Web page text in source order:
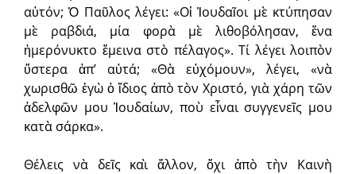
αὐτόν; Ὁ Παῦλος λέγει: «Οἱ Ἰουδαῖοι μὲ κτύπησαν
μὲ ραβδιά, μία φορὰ μὲ λιθοβόλησαν, ἕνα
ἡμερόνυκτο ἔμεινα στὸ πέλαγος». Τί λέγει λοιπὸν
ὕστερα ἀπ’ αὐτά; «Θὰ εὐχόμουν», λέγει, «νὰ
χωρισθῶ ἐγὼ ὁ ἴδιος ἀπὸ τὸν Χριστό, γιὰ χάρη τῶν
ἀδελφῶν μου Ἰουδαίων, ποὺ εἶναι συγγενεῖς μου
κατὰ σάρκα».
Θέλεις νὰ δεῖς καὶ ἄλλον, ὄχι ἀπὸ τὴν Καινὴ